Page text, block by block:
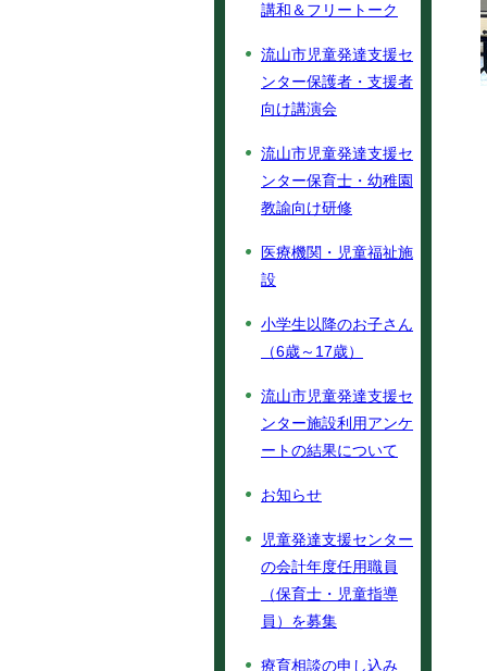
講和＆フリートーク
流山市児童発達支援セ
ンター保護者・支援者
向け講演会
流山市児童発達支援セ
ンター保育士・幼稚園
教諭向け研修
医療機関・児童福祉施
設
小学生以降のお子さん
（6歳～17歳）
流山市児童発達支援セ
ンター施設利用アンケ
ートの結果について
お知らせ
児童発達支援センター
の会計年度任用職員
（保育士・児童指導
員）を募集
療育相談の申し込み